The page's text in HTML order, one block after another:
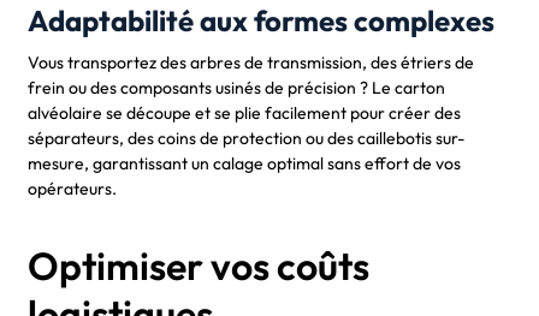
Adaptabilité aux formes complexes
Vous transportez des arbres de transmission, des étriers de
frein ou des composants usinés de précision ? Le carton
alvéolaire se découpe et se plie facilement pour créer des
séparateurs, des coins de protection ou des caillebotis sur-
mesure, garantissant un calage optimal sans effort de vos
opérateurs.
Optimiser vos coûts